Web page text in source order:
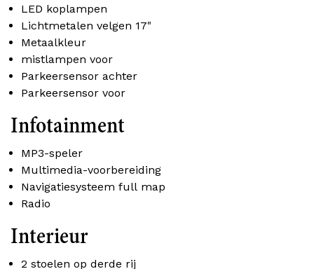
LED koplampen
Lichtmetalen velgen 17"
Metaalkleur
mistlampen voor
Parkeersensor achter
Parkeersensor voor
Infotainment
MP3-speler
Multimedia-voorbereiding
Navigatiesysteem full map
Radio
Interieur
2 stoelen op derde rij